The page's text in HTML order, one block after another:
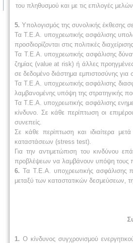
του πληθυσμού και με τις επιλογές
5. Υπολογισμός της συνολικής έκθεσης
Τα Τ.Ε.Α. υποχρεωτικής ασφάλισης
προσδιορίζονται στις πολιτικές
Τα Τ.Ε.Α. υποχρεωτικής ασφάλισης
ζημίας (value at risk) ή άλλες
σε δεδομένο διάστημα εμπιστοσύνης για
Τα Τ.Ε.Α. υποχρεωτικής ασφάλισης
λαμβανομένης υπόψη της στρατηγικής
Τα Τ.Ε.Α. υποχρεωτικής ασφάλισης
κίνδυνο. Σε κάθε περίπτωση οι
συνεπείς.
Σε κάθε περίπτωση και ιδιαίτερα
καταστάσεων (stress test).
Για την αντιμετώπιση του κινδύνου
προβλέψεων να λαμβάνουν υπόψη τους
6. Τα Τ.Ε.Α. υποχρεωτικής ασφάλισης
μεταξύ των καταστατικών δεσμεύσεων,
1. Ο κίνδυνος συγχρονισμού